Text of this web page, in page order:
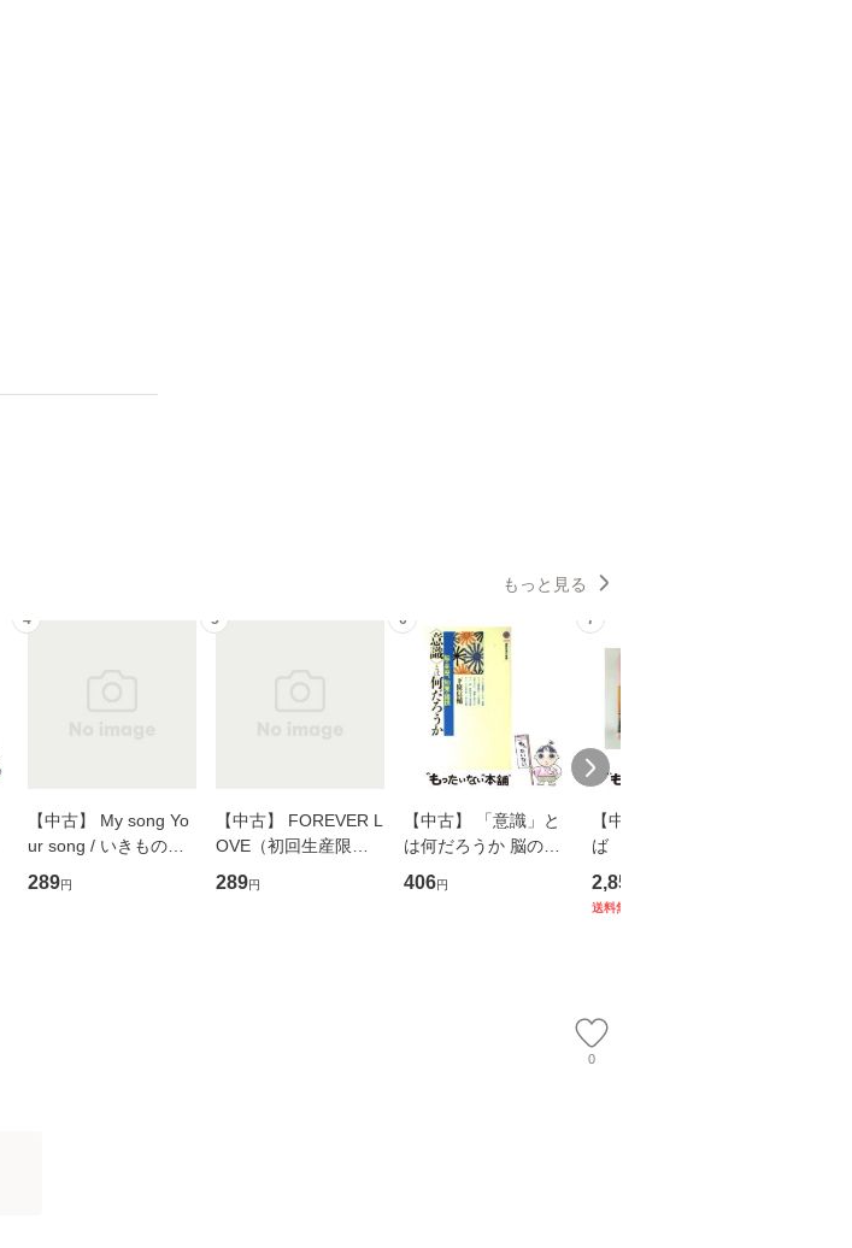
もっと見る
4
【中古】 My song Yo
ur song / いきものが
かり / [CD]【メール便
送料無料】
289円
5
【中古】 FOREVER L
OVE（初回生産限定
盤） / 清水翔太×加藤
ミリヤ / [CD]【メール
289円
6
【中古】 「意識」と
は何だろうか 脳の来
歴、知覚の錯誤 （講
談社現代新書） / 下条
406円
7
【中古】 耳をすませ
ば 〈2枚組〉 [DVD] /
ブエナ・ビスタ・ホー
ム・エンターテイメン
2,852
送料無料
0